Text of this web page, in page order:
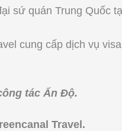
sứ quán Trung Quốc
cung cấp dịch vụ
tác Ấn Độ.
Travel.